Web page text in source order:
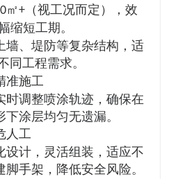
㎡+ （视工况而定），效
缩短工期。
墙、堤防等复杂结构，适
同工程需求。
准施工
时调整喷涂轨迹，确保在
涂层均匀无遗漏。
人工
设计，灵活组装，适应不
手架，降低安全风险。